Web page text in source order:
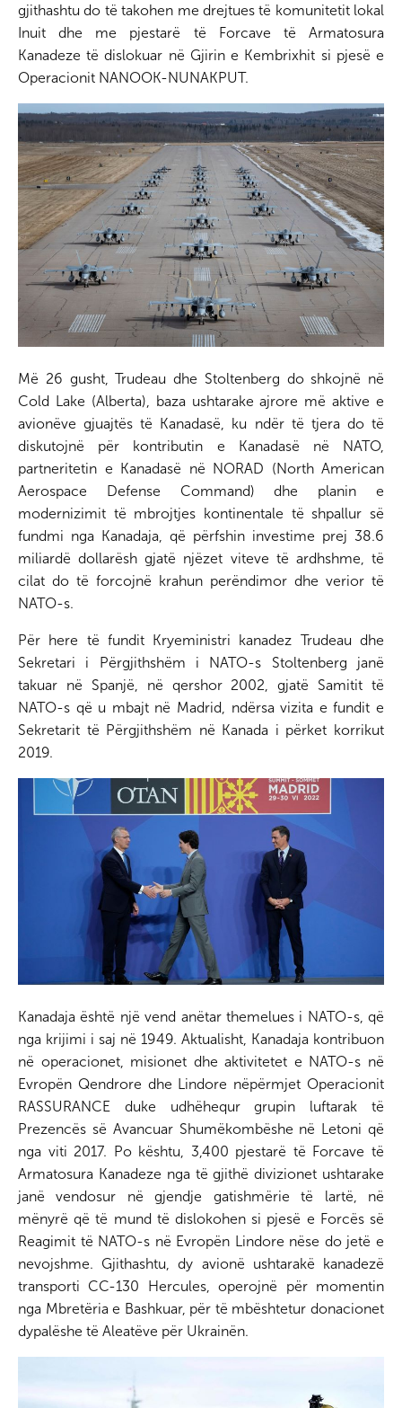
gjithashtu do të takohen me drejtues të komunitetit lokal
Inuit dhe me pjestarë të Forcave të Armatosura
Kanadeze të dislokuar në Gjirin e Kembrixhit si pjesë e
Operacionit NANOOK-NUNAKPUT.
Më 26 gusht, Trudeau dhe Stoltenberg do shkojnë në
Cold Lake (Alberta), baza ushtarake ajrore më aktive e
avionëve gjuajtës të Kanadasë, ku ndër të tjera do të
diskutojnë për kontributin e Kanadasë në NATO,
partneritetin e Kanadasë në NORAD (North American
Aerospace Defense Command) dhe planin e
modernizimit të mbrojtjes kontinentale të shpallur së
fundmi nga Kanadaja, që përfshin investime prej 38.6
miliardë dollarësh gjatë njëzet viteve të ardhshme, të
cilat do të forcojnë krahun perëndimor dhe verior të
NATO-s.
Për here të fundit Kryeministri kanadez Trudeau dhe
Sekretari i Përgjithshëm i NATO-s Stoltenberg janë
takuar në Spanjë, në qershor 2002, gjatë Samitit të
NATO-s që u mbajt në Madrid, ndërsa vizita e fundit e
Sekretarit të Përgjithshëm në Kanada i përket korrikut
2019.
Kanadaja është një vend anëtar themelues i NATO-s, që
nga krijimi i saj në 1949. Aktualisht, Kanadaja kontribuon
në operacionet, misionet dhe aktivitetet e NATO-s në
Evropën Qendrore dhe Lindore nëpërmjet Operacionit
RASSURANCE duke udhëhequr grupin luftarak të
Prezencës së Avancuar Shumëkombëshe në Letoni që
nga viti 2017. Po kështu, 3,400 pjestarë të Forcave të
Armatosura Kanadeze nga të gjithë divizionet ushtarake
janë vendosur në gjendje gatishmërie të lartë, në
mënyrë që të mund të dislokohen si pjesë e Forcës së
Reagimit të NATO-s në Evropën Lindore nëse do jetë e
nevojshme. Gjithashtu, dy avionë ushtarakë kanadezë
transporti CC-130 Hercules, operojnë për momentin
nga Mbretëria e Bashkuar, për të mbështetur donacionet
dypalëshe të Aleatëve për Ukrainën.